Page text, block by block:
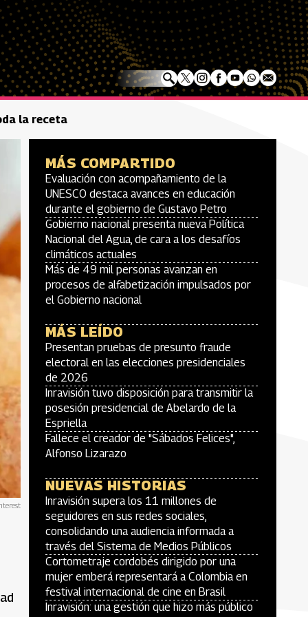
la receta
MÁS COMPARTIDO
Evaluación con acompañamiento de la
UNESCO destaca avances en educación
durante el gobierno de Gustavo Petro
Gobierno nacional presenta nueva Política
Nacional del Agua, de cara a los desafíos
climáticos actuales
Más de 49 mil personas avanzan en
procesos de alfabetización impulsados por
el Gobierno nacional
MÁS LEÍDO
Presentan pruebas de presunto fraude
electoral en las elecciones presidenciales
de 2026
Inravisión tuvo disposición para transmitir la
posesión presidencial de Abelardo de la
Espriella
Fallece el creador de "Sábados Felices",
Alfonso Lizarazo
NUEVAS HISTORIAS
Inravisión supera los 11 millones de
seguidores en sus redes sociales,
consolidando una audiencia informada a
través del Sistema de Medios Públicos
Cortometraje cordobés dirigido por una
mujer emberá representará a Colombia en
festival internacional de cine en Brasil
Inravisión: una gestión que hizo más público